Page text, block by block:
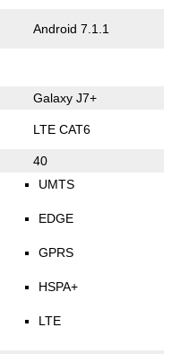
Android 7.1.1
Galaxy J7+
LTE CAT6
40
UMTS
EDGE
GPRS
HSPA+
LTE